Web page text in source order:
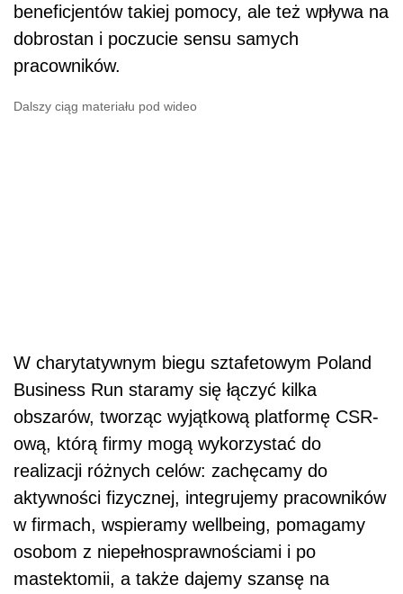
beneficjentów takiej pomocy, ale też wpływa na
dobrostan i poczucie sensu samych
pracowników.
Dalszy ciąg materiału pod wideo
W charytatywnym biegu sztafetowym Poland
Business Run staramy się łączyć kilka
obszarów, tworząc wyjątkową platformę CSR-
ową, którą firmy mogą wykorzystać do
realizacji różnych celów: zachęcamy do
aktywności fizycznej, integrujemy pracowników
w firmach, wspieramy wellbeing, pomagamy
osobom z niepełnosprawnościami i po
mastektomii, a także dajemy szansę na